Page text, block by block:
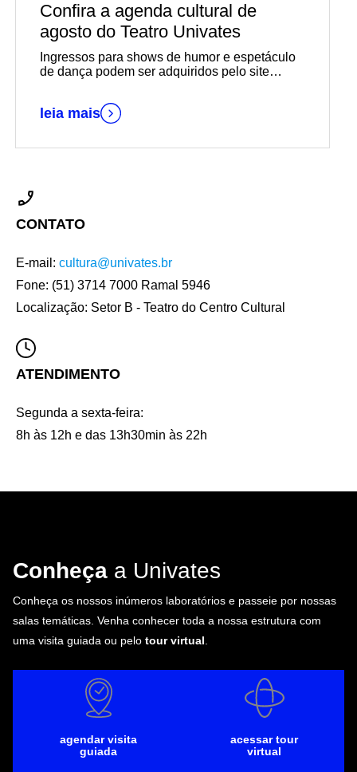
Confira a agenda cultural de
agosto do Teatro Univates
Ingressos para shows de humor e espetáculo
de dança podem ser adquiridos pelo site
leia mais
CONTATO
E-mail: cultura@univates.br
Fone: (51) 3714 7000 Ramal 5946
Localização: Setor B - Teatro do Centro Cultural
ATENDIMENTO
Segunda a sexta-feira:
8h às 12h e das 13h30min às 22h
Conheça a Univates
Conheça os nossos inúmeros laboratórios e passeie por nossas
salas temáticas. Venha conhecer toda a nossa estrutura com
uma visita guiada ou pelo tour virtual
agendar visita
guiada
acessar tour
virtual